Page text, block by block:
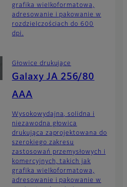
grafika wielkoformatowa,
adresowanie i pakowanie w
rozdzielczościach do 600
dpi.
Głowice drukujące
Galaxy JA 256/80
AAA
Wysokowydajna, solidna i
niezawodna głowica
drukująca zaprojektowana do
szerokiego zakresu
zastosowań przemysłowych i
komercyjnych, takich jak
grafika wielkoformatowa,
adresowanie i pakowanie w